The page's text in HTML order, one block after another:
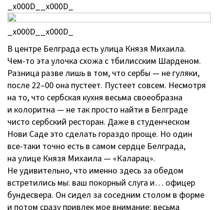
_x000D__x000D_
_x000D__x000D_
В центре Белграда есть улица Князя Михаила.
Чем-то эта улочка схожа с тбилисским Шарденом.
Разница разве лишь в том, что сербы — не гуляки,
после 22–00 она пустеет. Пустеет совсем. Несмотря
на то, что сербская кухня весьма своеобразна
и колоритна — не так просто найти в Белграде
чисто сербский ресторан. Даже в студенческом
Нови Саде это сделать гораздо проще. Но один
все-таки точно есть в самом сердце Белграда,
на улице Князя Михаила — «Каларац».
Не удивительно, что именно здесь за обедом
встретились мы: ваш покорный слуга и… офицер
бундесвера. Он сидел за соседним столом в форме
и потом сразу привлек мое внимание: весьма